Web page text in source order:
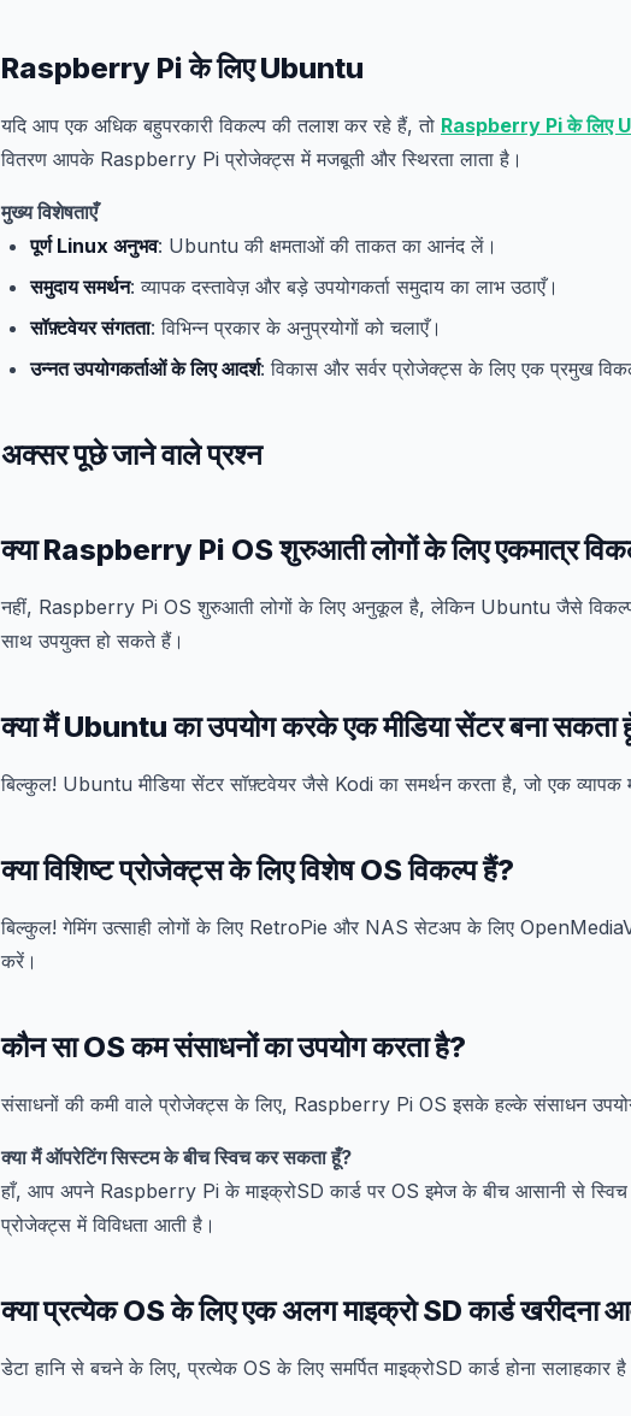
Raspberry Pi के लिए Ubuntu
यदि आप एक अधिक बहुपरकारी विकल्प की तलाश कर रहे हैं, तो Raspberry Pi के लिए
वितरण आपके Raspberry Pi प्रोजेक्ट्स में मजबूती और स्थिरता लाता है।
मुख्य विशेषताएँ
पूर्ण Linux अनुभव: Ubuntu की क्षमताओं की ताकत का आनंद लें।
समुदाय समर्थन: व्यापक दस्तावेज़ और बड़े उपयोगकर्ता समुदाय का लाभ उठाएँ।
सॉफ़्टवेयर संगतता: विभिन्न प्रकार के अनुप्रयोगों को चलाएँ।
उन्नत उपयोगकर्ताओं के लिए आदर्श: विकास और सर्वर प्रोजेक्ट्स के लिए एक प्रमुख
अक्सर पूछे जाने वाले प्रश्न
क्या Raspberry Pi OS शुरुआती लोगों के लिए एकमात्र
नहीं, Raspberry Pi OS शुरुआती लोगों के लिए अनुकूल है, लेकिन Ubuntu जैसे विकल्प
साथ उपयुक्त हो सकते हैं।
क्या मैं Ubuntu का उपयोग करके एक मीडिया सेंटर बना सकता
बिल्कुल! Ubuntu मीडिया सेंटर सॉफ़्टवेयर जैसे Kodi का समर्थन करता है, जो एक व्यापक
क्या विशिष्ट प्रोजेक्ट्स के लिए विशेष OS विकल्प हैं?
बिल्कुल! गेमिंग उत्साही लोगों के लिए RetroPie और NAS सेटअप के लिए
करें।
कौन सा OS कम संसाधनों का उपयोग करता है?
संसाधनों की कमी वाले प्रोजेक्ट्स के लिए, Raspberry Pi OS इसके हल्के संसाधन
क्या मैं ऑपरेटिंग सिस्टम के बीच स्विच कर सकता हूँ?
हाँ, आप अपने Raspberry Pi के माइक्रोSD कार्ड पर OS इमेज के बीच आसानी से
प्रोजेक्ट्स में विविधता आती है।
क्या प्रत्येक OS के लिए एक अलग माइक्रो SD कार्ड खरीदना
डेटा हानि से बचने के लिए, प्रत्येक OS के लिए समर्पित माइक्रोSD कार्ड होना सलाहकार